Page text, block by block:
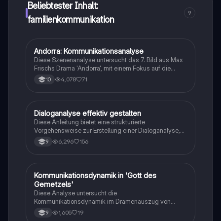
Beliebtester Inhalt:
familienkommunikation
9
Deutsch
Andorra: Kommunikationsanalyse
Diese Szenenanalyse untersucht das 7. Bild aus Max
Frischs Drama 'Andorra', mit einem Fokus auf die
Charaktereigenschaften Andris und das
kommunikative Verhalten zwischen Pater und Andri.
den Figuren. Ideal für Schüler, die sich auf
Klassenarbeiten im Fach Deutsch vorbereiten. Note: 1-
10 4,078 71
Deutsch
Dialoganalyse effektiv gestalten
Diese Anleitung bietet eine strukturierte
Vorgehensweise zur Erstellung einer Dialoganalyse,
einschließlich wichtiger Formulierungshilfen. Erfahren
Sie, wie Sie Gesprächsverlauf, Beziehungen und
Ideal für Studierende der Literaturwissenschaft.
9 6,296 156
Deutsch
Kommunikationsdynamik in 'Gott des
Gemetzels'
Diese Analyse untersucht die
Kommunikationsdynamik im Dramenauszug von
Yasmina Rezas 'Gott des Gemetzels'. Der Fokus liegt
auf den Konflikten zwischen den Elternpaaren Annette,
9 1,605 19